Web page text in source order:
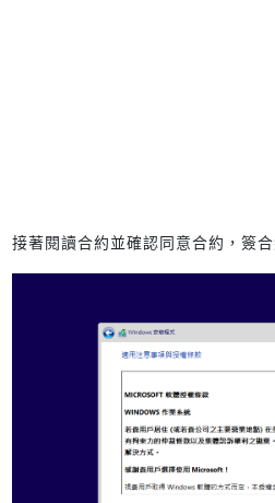
接著閱讀合約並確認同意合約，簽合